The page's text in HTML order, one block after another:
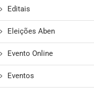
Editais
Eleições Aben
Evento Online
Eventos